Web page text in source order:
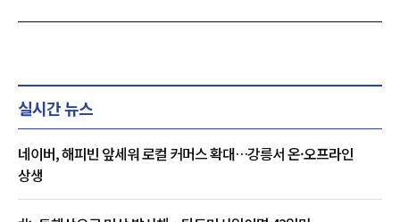
실시간 뉴스
네이버, 해피빈 앞세워 로컬 커머스 확대…강릉서 온·오프라인
상생